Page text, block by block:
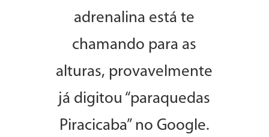
adrenalina está te
chamando para as
alturas, provavelmente
já digitou “paraquedas
Piracicaba” no Google.